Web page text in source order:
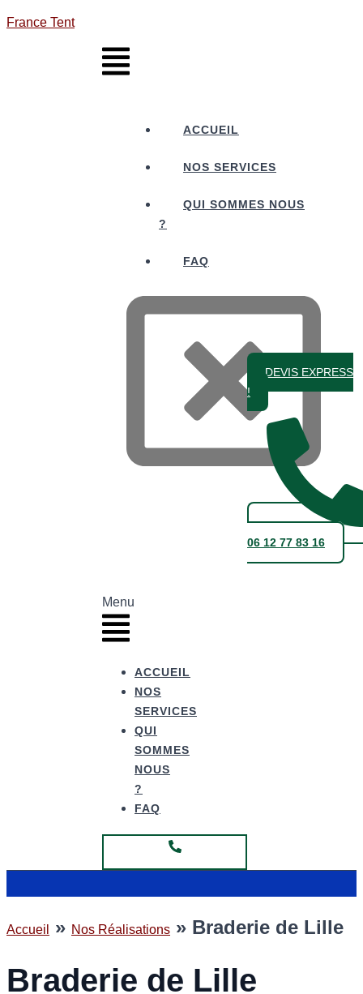
France Tent
ACCUEIL
NOS SERVICES
QUI SOMMES NOUS
?
FAQ
Menu
ACCUEIL
NOS
SERVICES
QUI
SOMMES
NOUS
?
FAQ
DEVIS EXPRESS
!
06 12 77 83 16
Accueil » Nos Réalisations » Braderie de Lille
Braderie de Lille